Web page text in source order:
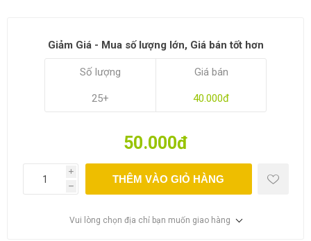
Giảm Giá - Mua số lượng lớn, Giá bán tốt hơn
Số lượng
25+
Giá bán
40.000đ
50.000đ
i
h
THÊM VÀO GIỎ HÀNG
Vui lòng chọn địa chỉ bạn muốn giao hàng